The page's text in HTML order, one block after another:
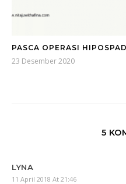
PASCA OPERASI
23 Desember 2020
5
LYNA
11 April 2018 At 21:46